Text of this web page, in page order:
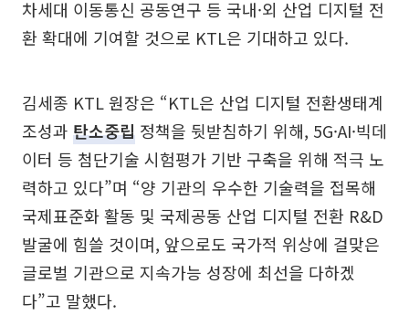
차세대 이동통신 공동연구 등 국내·외 산업 디지털 전
환 확대에 기여할 것으로 KTL은 기대하고 있다.
김세종 KTL 원장은 “KTL은 산업 디지털 전환생태계
조성과 탄소중립 정책을 뒷받침하기 위해, 5G·AI·빅데
이터 등 첨단기술 시험평가 기반 구축을 위해 적극 노
력하고 있다”며 “양 기관의 우수한 기술력을 접목해
국제표준화 활동 및 국제공동 산업 디지털 전환 R&D
발굴에 힘쓸 것이며, 앞으로도 국가적 위상에 걸맞은
글로벌 기관으로 지속가능 성장에 최선을 다하겠
다”고 말했다.